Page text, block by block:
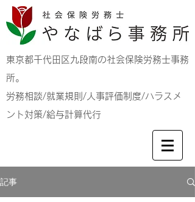
東京都千代田区九段南の社会保険労務士事務
所。
労務相談/就業規則/人事評価制度/ハラスメ
ント対策/給与計算代行
記事